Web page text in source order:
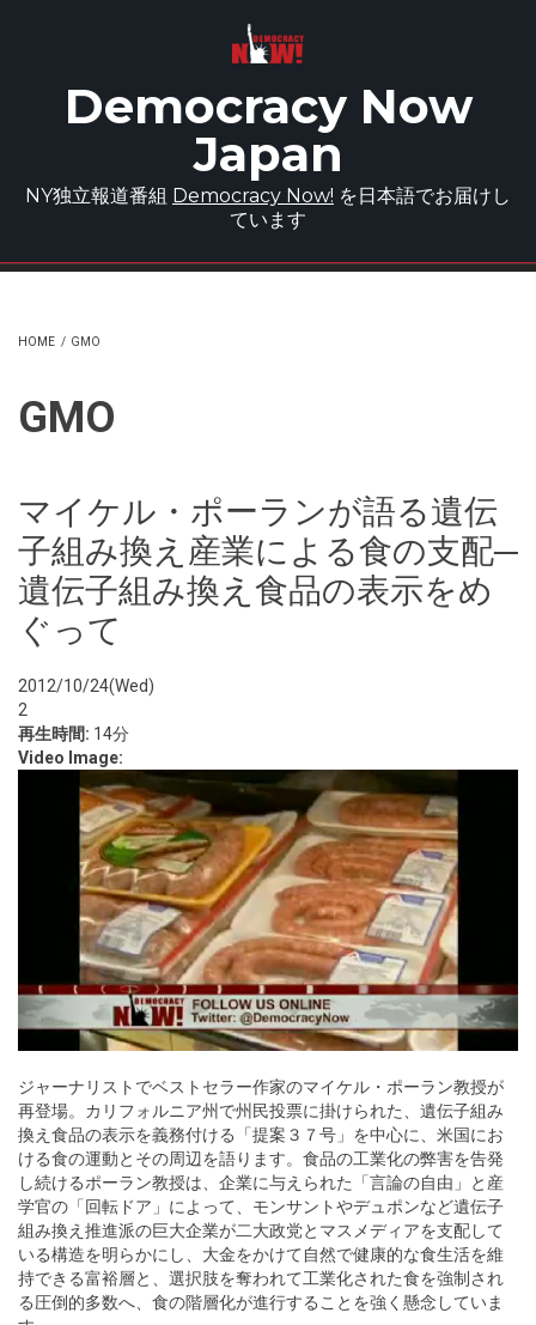
Democracy Now
Japan
NY独立報道番組 Democracy Now! を日本語でお届けし
ています
HOME / GMO
GMO
マイケル・ポーランが語る遺伝
子組み換え産業による食の支配─
遺伝子組み換え食品の表示をめ
ぐって
2012/10/24(Wed)
2
再生時間: 14分
Video Image:
ジャーナリストでベストセラー作家のマイケル・ポーラン教授が
再登場。カリフォルニア州で州民投票に掛けられた、遺伝子組み
換え食品の表示を義務付ける「提案３７号」を中心に、米国にお
ける食の運動とその周辺を語ります。食品の工業化の弊害を告発
し続けるポーラン教授は、企業に与えられた「言論の自由」と産
学官の「回転ドア」によって、モンサントやデュポンなど遺伝子
組み換え推進派の巨大企業が二大政党とマスメディアを支配して
いる構造を明らかにし、大金をかけて自然で健康的な食生活を維
持できる富裕層と、選択肢を奪われて工業化された食を強制され
る圧倒的多数へ、食の階層化が進行することを強く懸念していま